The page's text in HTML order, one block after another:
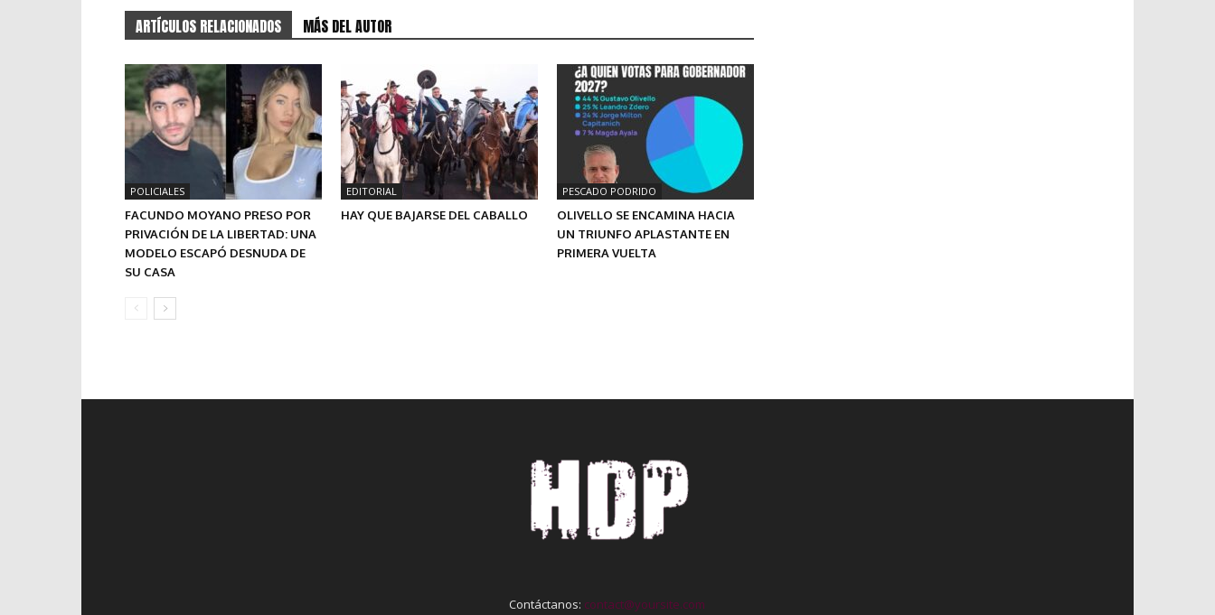
ARTÍCULOS RELACIONADOS MÁS DEL AUTOR
POLICIALES
FACUNDO MOYANO PRESO POR
PRIVACIÓN DE LA LIBERTAD: UNA
MODELO ESCAPÓ DESNUDA DE
SU CASA
EDITORIAL
HAY QUE BAJARSE DEL CABALLO
PESCADO PODRIDO
OLIVELLO SE ENCAMINA HACIA
UN TRIUNFO APLASTANTE EN
PRIMERA VUELTA
Contáctanos: contact@yoursite.com